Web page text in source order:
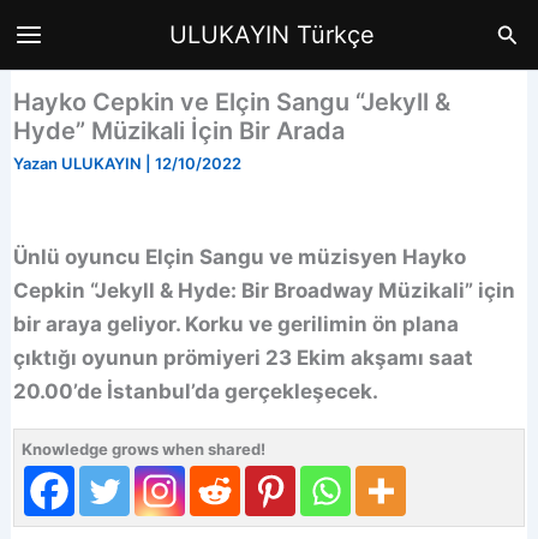
atla
ULUKAYIN Türkçe
Hayko Cepkin ve Elçin Sangu “Jekyll &
Hyde” Müzikali İçin Bir Arada
Yazan ULUKAYIN |12/10/2022
Ünlü oyuncu Elçin Sangu ve müzisyen Hayko
Cepkin “Jekyll & Hyde: Bir Broadway Müzikali” için
bir araya geliyor. Korku ve gerilimin ön plana
çıktığı oyunun prömiyeri 23 Ekim akşamı saat
20.00’de İstanbul’da gerçekleşecek.
Knowledge grows when shared!